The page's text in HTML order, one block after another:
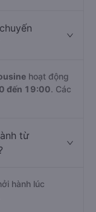
hoạt động
đến 19:00. Các
từ
hành lúc